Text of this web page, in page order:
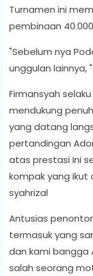
Turnamen ini
pembinaan
"Sebelum nya
unggulan lainnya,
Firmansyah
mendukung
yang datang
pertandingan
atas prestasi Ini
kompak yang ikut
syahrizal
Antusias
termasuk yang
dan kami bangga
salah seorang